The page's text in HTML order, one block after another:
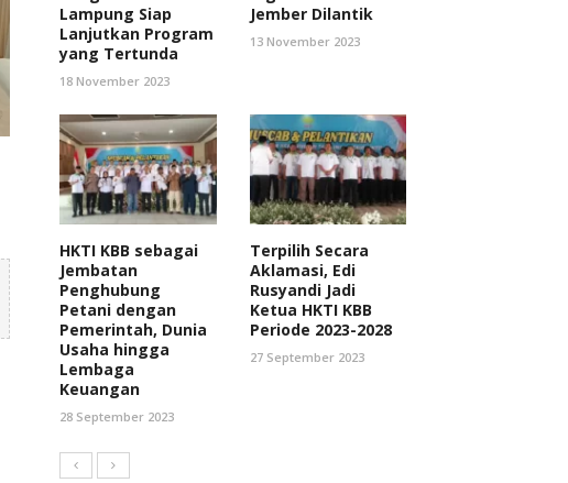
Lampung Siap
Lanjutkan Program
yang Tertunda
18 November 2023
Jember Dilantik
13 November 2023
HKTI KBB sebagai
Jembatan
Penghubung
Petani dengan
Pemerintah, Dunia
Usaha hingga
Lembaga
Keuangan
28 September 2023
Terpilih Secara
Aklamasi, Edi
Rusyandi Jadi
Ketua HKTI KBB
Periode 2023-2028
27 September 2023